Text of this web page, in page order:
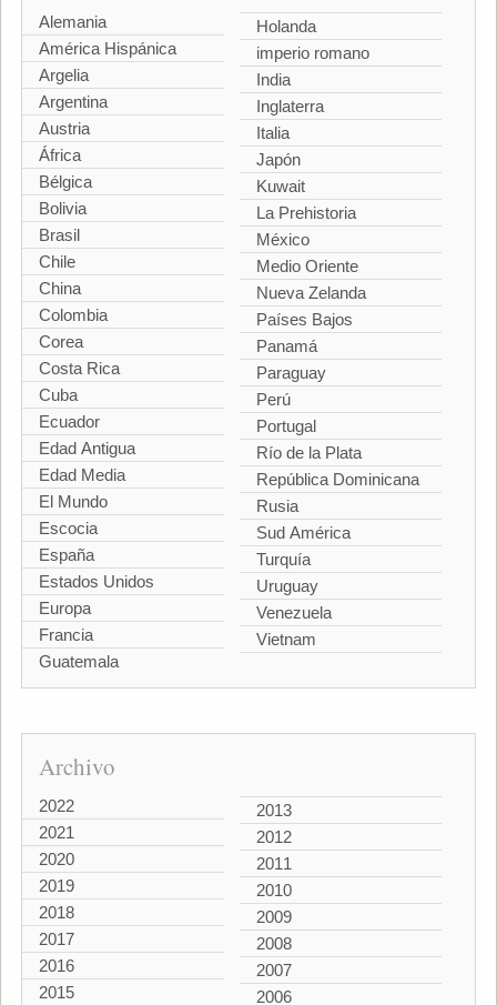
Alemania
América Hispánica
Argelia
Argentina
Austria
África
Bélgica
Bolivia
Brasil
Chile
China
Colombia
Corea
Costa Rica
Cuba
Ecuador
Edad Antigua
Edad Media
El Mundo
Escocia
España
Estados Unidos
Europa
Francia
Guatemala
Holanda
imperio romano
India
Inglaterra
Italia
Japón
Kuwait
La Prehistoria
México
Medio Oriente
Nueva Zelanda
Países Bajos
Panamá
Paraguay
Perú
Portugal
Río de la Plata
República Dominicana
Rusia
Sud América
Turquía
Uruguay
Venezuela
Vietnam
Archivo
2022
2021
2020
2019
2018
2017
2016
2015
2013
2012
2011
2010
2009
2008
2007
2006